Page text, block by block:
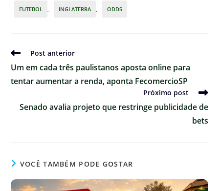
FUTEBOL , INGLATERRA , ODDS
Ler
artigos
Post anterior
Um em cada três paulistanos aposta online para
tentar aumentar a renda, aponta FecomercioSP
Próximo post
Senado avalia projeto que restringe publicidade de
bets
VOCÊ TAMBÉM PODE GOSTAR